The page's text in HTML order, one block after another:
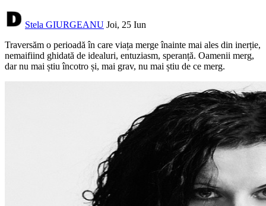
Stela GIURGEANU Joi, 25 Iun
Traversăm o perioadă în care viața merge înainte mai ales din inerție,
nemaifiind ghidată de idealuri, entuziasm, speranță. Oamenii merg,
dar nu mai știu încotro și, mai grav, nu mai știu de ce merg.